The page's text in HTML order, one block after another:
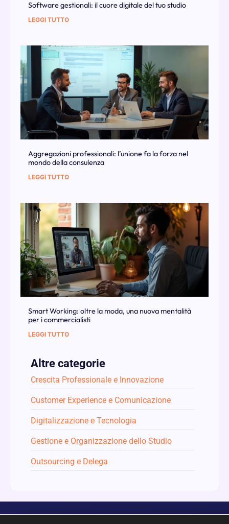
Software gestionali: il cuore digitale del tuo studio
LEGGI TUTTO
Aggregazioni professionali: l’unione fa la forza nel
mondo della consulenza
LEGGI TUTTO
Smart Working: oltre la moda, una nuova mentalità
per i commercialisti
LEGGI TUTTO
Altre categorie
Crescita Professionale e Innovazione
Customer Experience e Comunicazione
Digitalizzazione e Tecnologia
Gestione e Organizzazione dello Studio
Outsourcing e Delega